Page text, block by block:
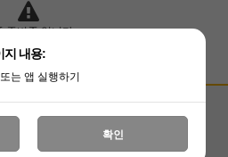
준비중 입니다.
입금계좌안내
국민은행 051001-04-100255
지 내용:
는 앱 실행하기
확인